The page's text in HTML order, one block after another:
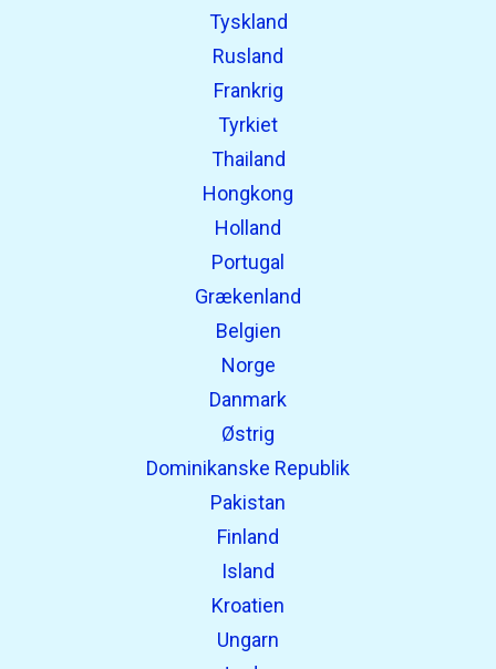
Tyskland
Rusland
Frankrig
Tyrkiet
Thailand
Hongkong
Holland
Portugal
Grækenland
Belgien
Norge
Danmark
Østrig
Dominikanske Republik
Pakistan
Finland
Island
Kroatien
Ungarn